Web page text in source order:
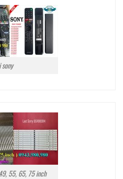
55, 65, 75 inch